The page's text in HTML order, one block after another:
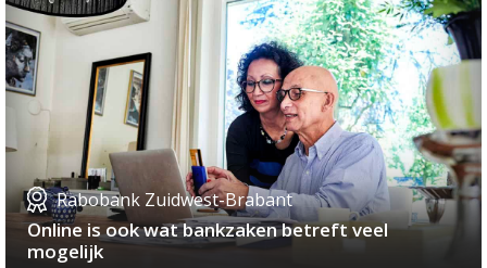
Rabobank Zuidwest-Brabant
Online is ook wat bankzaken betreft veel
mogelijk